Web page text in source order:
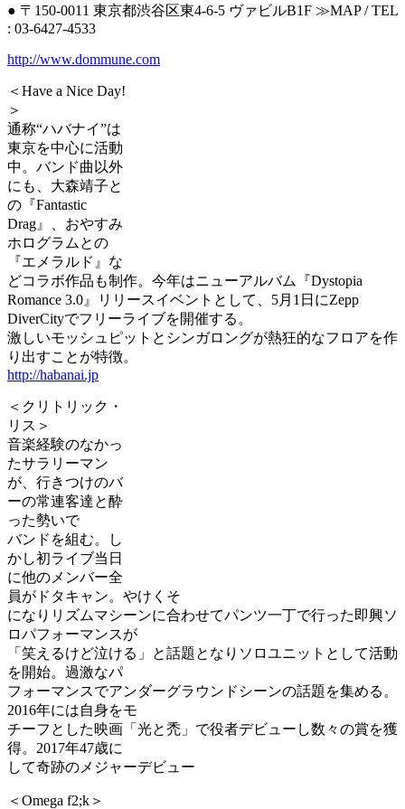
● 〒150-0011 東京都渋谷区東4-6-5 ヴァビルB1F ≫MAP / TEL
: 03-6427-4533
http://www.dommune.com
＜Have a Nice Day!
＞
通称“ハバナイ”は
東京を中心に活動
中。バンド曲以外
にも、大森靖子と
の『Fantastic
Drag』、おやすみ
ホログラムとの
『エメラルド』な
どコラボ作品も制作。今年はニューアルバム『Dystopia
Romance 3.0』リリースイベントとして、5月1日にZepp
DiverCityでフリーライブを開催する。
激しいモッシュピットとシンガロングが熱狂的なフロアを作
り出すことが特徴。
http://habanai.jp
＜クリトリック・
リス＞
音楽経験のなかっ
たサラリーマン
が、行きつけのバ
ーの常連客達と酔
った勢いで
バンドを組む。し
かし初ライブ当日
に他のメンバー全
員がドタキャン。やけくそ
になりリズムマシーンに合わせてパンツ一丁で行った即興ソ
ロパフォーマンスが
「笑えるけど泣ける」と話題となりソロユニットとして活動
を開始。過激なパ
フォーマンスでアンダーグラウンドシーンの話題を集める。
2016年には自身をモ
チーフとした映画「光と禿」で役者デビューし数々の賞を獲
得。2017年47歳に
して奇跡のメジャーデビュー
＜Omega f2;k＞